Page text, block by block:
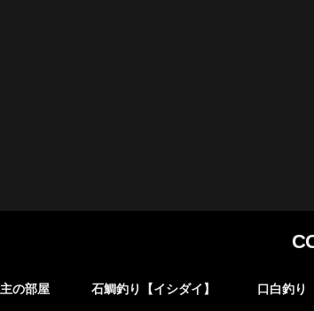
の部屋 石鯛釣り【イシダイ】 口白釣り